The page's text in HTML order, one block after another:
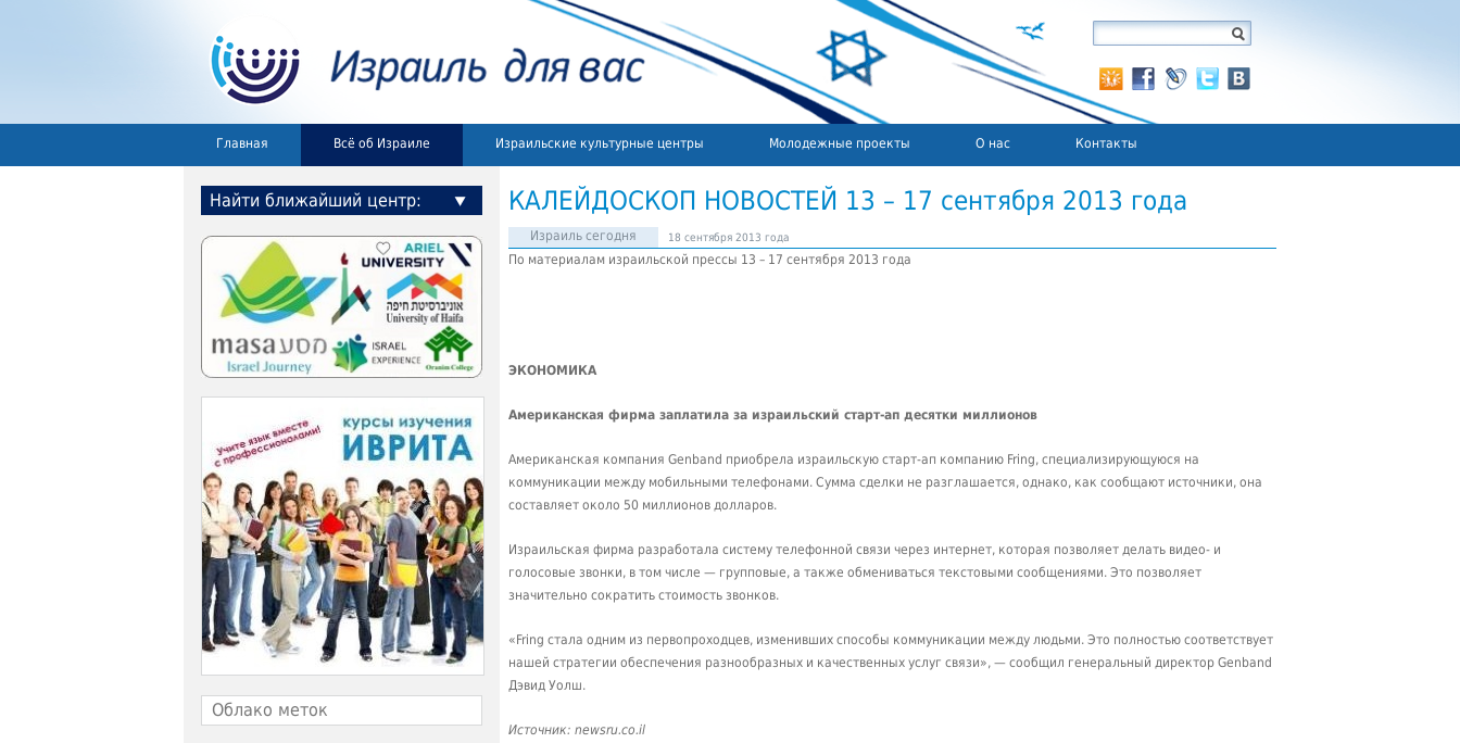
Главная Всё об Израиле Израильские культурные центры Молодежные проекты О нас Контакты
КАЛЕЙДОСКОП НОВОСТЕЙ 13 – 17 сентября 2013 года
Израиль сегодня 18 сентября 2013 года
По материалам израильской прессы 13 – 17 сентября 2013 года
ЭКОНОМИКА
Американская фирма заплатила за израильский старт-ап десятки миллионов
Американская компания Genband приобрела израильскую старт-ап компанию Fring, специализирующуюся на
коммуникации между мобильными телефонами. Сумма сделки не разглашается, однако, как сообщают источники, она
составляет около 50 миллионов долларов.
Израильская фирма разработала систему телефонной связи через интернет, которая позволяет делать видео- и
голосовые звонки, в том числе — групповые, а также обмениваться текстовыми сообщениями. Это позволяет
значительно сократить стоимость звонков.
«Fring стала одним из первопроходцев, изменивших способы коммуникации между людьми. Это полностью соответствует
нашей стратегии обеспечения разнообразных и качественных услуг связи», — сообщил генеральный директор Genband
Дэвид Уолш.
Источник: newsru.co.il
Найти ближайший центр:
Облако меток